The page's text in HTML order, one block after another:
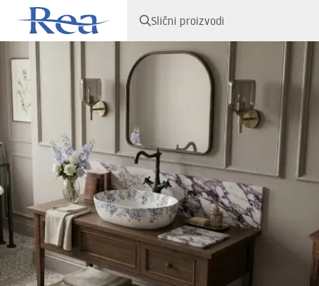
Slični proizvodi